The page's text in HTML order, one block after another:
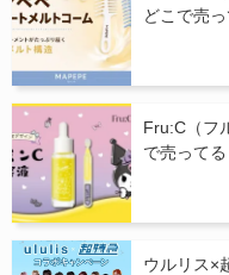
どこで売
Fru:C（フ
で売って
ウルリス×